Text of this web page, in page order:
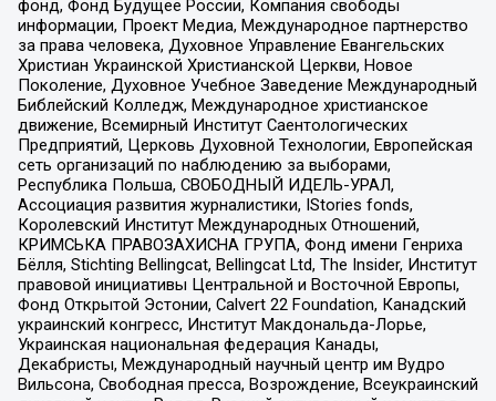
фонд, Фонд Будущее России, Компания свободы
информации, Проект Медиа, Международное партнерство
за права человека, Духовное Управление Евангельских
Христиан Украинской Христианской Церкви, Новое
Поколение, Духовное Учебное Заведение Международный
Библейский Колледж, Международное христианское
движение, Всемирный Институт Саентологических
Предприятий, Церковь Духовной Технологии, Европейская
сеть организаций по наблюдению за выборами,
Республика Польша, СВОБОДНЫЙ ИДЕЛЬ-УРАЛ,
Ассоциация развития журналистики, IStories fonds,
Королевский Институт Международных Отношений,
КРИМСЬКА ПРАВОЗАХИСНА ГРУПА, Фонд имени Генриха
Бёлля, Stichting Bellingcat, Bellingcat Ltd, The Insider, Институт
правовой инициативы Центральной и Восточной Европы,
Фонд Открытой Эстонии, Calvert 22 Foundation, Канадский
украинский конгресс, Институт Макдональда-Лорье,
Украинская национальная федерация Канады,
Декабристы, Международный научный центр им Вудро
Вильсона, Свободная пресса, Возрождение, Всеукраинский